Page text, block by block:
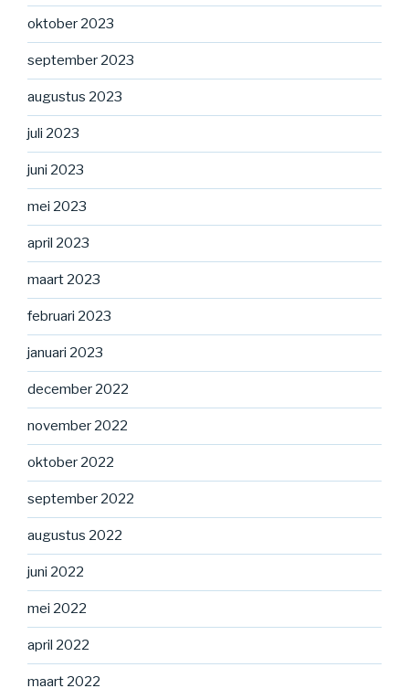
oktober 2023
september 2023
augustus 2023
juli 2023
juni 2023
mei 2023
april 2023
maart 2023
februari 2023
januari 2023
december 2022
november 2022
oktober 2022
september 2022
augustus 2022
juni 2022
mei 2022
april 2022
maart 2022